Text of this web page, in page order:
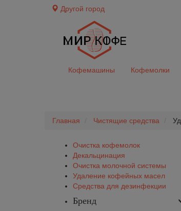
Другой город
Кофемашины Кофемолки
Главная Чистящие средства
Очистка кофемолок
Декальцинация
Очистка молочной системы
Удаление кофейных масел
Средства для дезинфекции
Бренд